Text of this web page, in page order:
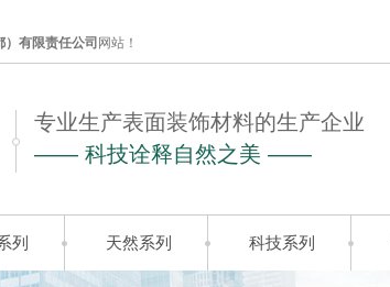
有限责任公司 网站！
专业生产表面装饰材料的生产企业
—— 科技诠释自然之美 ——
列 天然系列 科技系列